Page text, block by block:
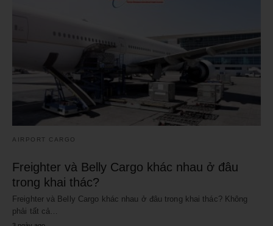
AIRPORT CARGO
Freighter và Belly Cargo khác nhau ở đâu
trong khai thác?
Freighter và Belly Cargo khác nhau ở đâu trong khai thác? Không
phải tất cả…